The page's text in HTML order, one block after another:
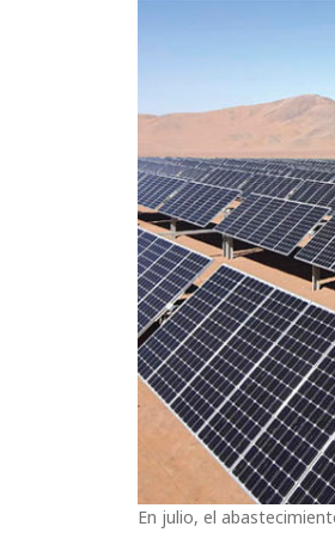
En julio, el